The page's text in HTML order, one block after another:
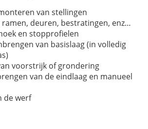
van stellingen
ramen, deuren, bestratingen, enz…
en stopprofielen
van basislaag (in volledig
voorstrijk of grondering
van de eindlaag en manueel
de werf